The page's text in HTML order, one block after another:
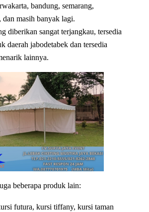
bandung, semarang,
masih banyak lagi.
diberikan sangat terjangkau, tersedia
daerah jabodetabek dan tersedia
lainnya.
beberapa produk lain:
futura, kursi tiffany, kursi taman